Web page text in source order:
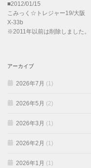
■2012/01/15
こみっく☆トレジャー19/大阪
X-33b
※2011年以前は削除しました。
アーカイブ
2026年7月 (1)
2026年5月 (2)
2026年3月 (1)
2026年2月 (1)
2026年1月 (1)